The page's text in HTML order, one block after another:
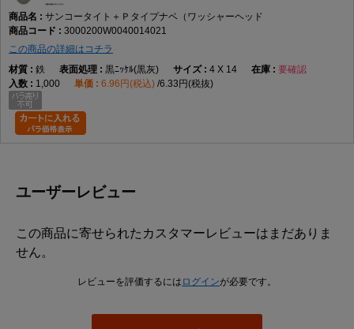
サンコータイト＋Ｐタイプナベ（ワッシャーヘッド
3000200W0040014021
この商品の詳細はコチラ
鉄
黒ﾆｯｹﾙ(黒灰) 4 X 14
要確認
1,000
6.96円(税込) 6.33円(税抜)
ユーザーレビュー
この商品に寄せられたカスタマーレビューはまだありま
せん。
レビューを評価するには ログインが必要です。